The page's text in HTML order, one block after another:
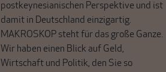
postkeynesianischen Perspektive und ist
damit in Deutschland einzigartig.
MAKROSKOP steht für das große Ganze.
Wir haben einen Blick auf Geld,
Wirtschaft und Politik, den Sie so